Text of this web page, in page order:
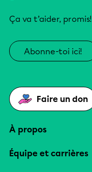
Ça va t’aider, promis!
Abonne-toi ici!
Faire un don
À propos
Équipe et carrières